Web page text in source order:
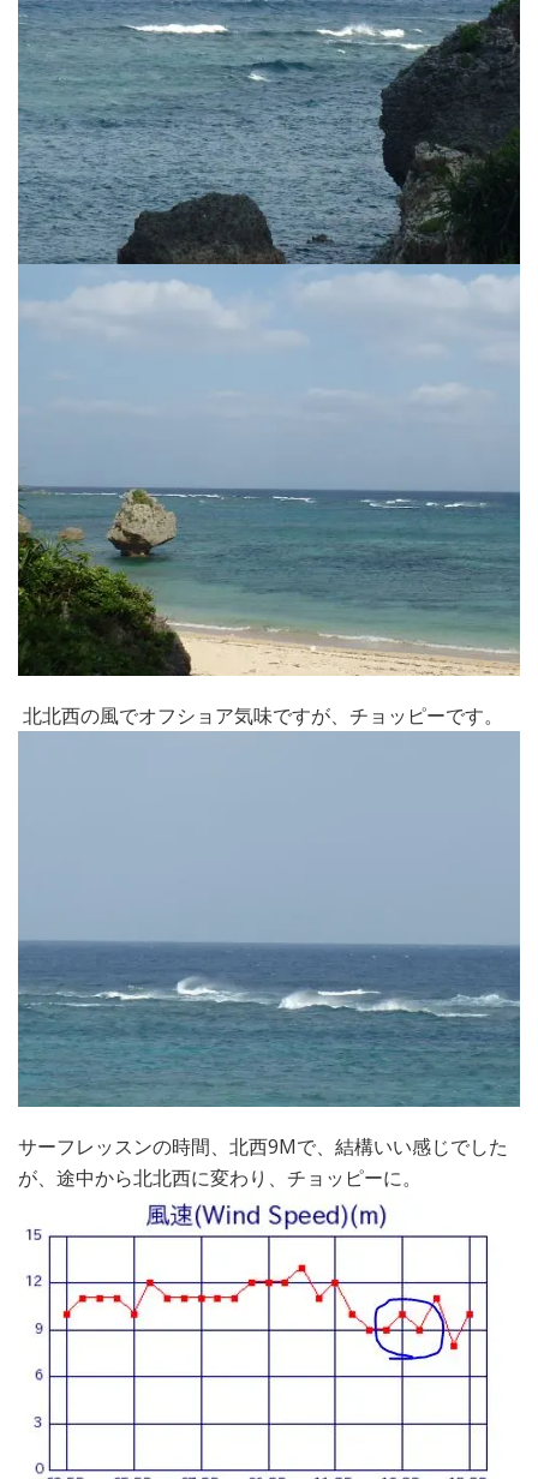
北北西の風でオフショア気味ですが、チョッピーです。
サーフレッスンの時間、北西9Mで、結構いい感じでした
が、途中から北北西に変わり、チョッピーに。